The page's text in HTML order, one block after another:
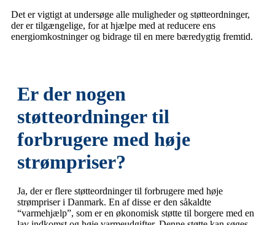
Det er vigtigt at undersøge alle muligheder og støtteordninger,
der er tilgængelige, for at hjælpe med at reducere ens
energiomkostninger og bidrage til en mere bæredygtig fremtid.
Er der nogen
støtteordninger til
forbrugere med høje
strømpriser?
Ja, der er flere støtteordninger til forbrugere med høje
strømpriser i Danmark. En af disse er den såkaldte
“varmehjælp”, som er en økonomisk støtte til borgere med en